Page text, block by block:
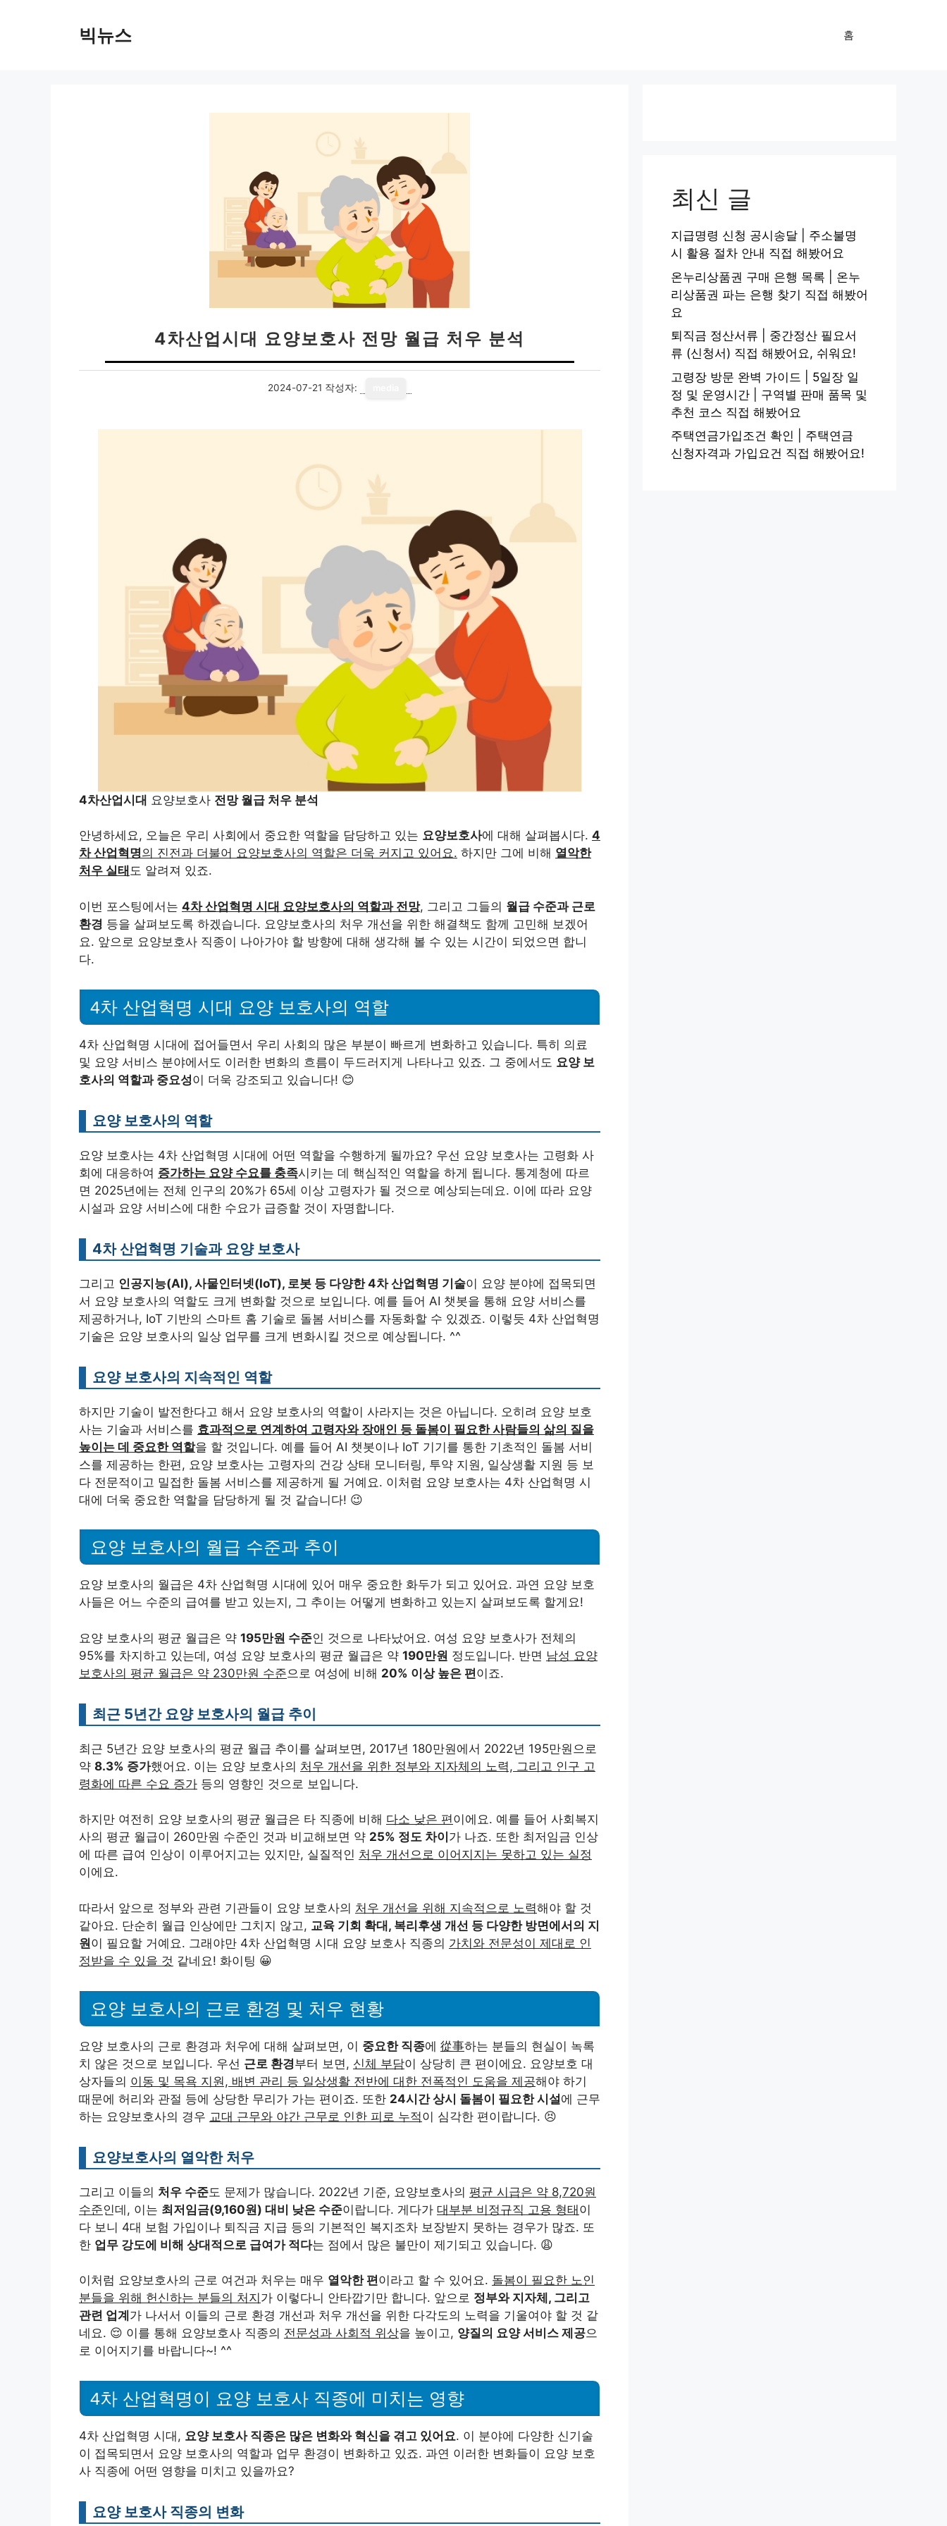
빅뉴스 홈
4차산업시대 요양보호사 전망 월급 처우 분석
2024-07-21 작성자:
4차산업시대 요양보호사 전망 월급 처우 분석
안녕하세요, 오늘은 우리 사회에서 중요한 역할을 담당하고 있는 요양보호사에 대해 살펴봅시다. 4
차 산업혁명의 진전과 더불어 요양보호사의 역할은 더욱 커지고 있어요. 하지만 그에 비해 열악한
처우 실태 도 알려져 있죠.
이번 포스팅에서는 4차 산업혁명 시대 요양보호사의 역할과 전망, 그리고 그들의 월급 수준과 근로
환경 등을 살펴보도록 하겠습니다. 요양보호사의 처우 개선을 위한 해결책도 함께 고민해 보겠어
요. 앞으로 요양보호사 직종이 나아가야 할 방향에 대해 생각해 볼 수 있는 시간이 되었으면 합니
다.
4차 산업혁명 시대 요양 보호사의 역할
4차 산업혁명 시대에 접어들면서 우리 사회의 많은 부분이 빠르게 변화하고 있습니다. 특히 의료
및 요양 서비스 분야에서도 이러한 변화의 흐름이 두드러지게 나타나고 있죠. 그 중에서도 요양 보
호사의 역할과 중요성이 더욱 강조되고 있습니다! 😊
요양 보호사의 역할
요양 보호사는 4차 산업혁명 시대에 어떤 역할을 수행하게 될까요? 우선 요양 보호사는 고령화 사
회에 대응하여 증가하는 요양 수요를 충족시키는 데 핵심적인 역할을 하게 됩니다. 통계청에 따르
면 2025년에는 전체 인구의 20%가 65세 이상 고령자가 될 것으로 예상되는데요. 이에 따라 요양
시설과 요양 서비스에 대한 수요가 급증할 것이 자명합니다.
4차 산업혁명 기술과 요양 보호사
그리고 인공지능(AI), 사물인터넷(IoT), 로봇 등 다양한 4차 산업혁명 기술이 요양 분야에 접목되면
서 요양 보호사의 역할도 크게 변화할 것으로 보입니다. 예를 들어 AI 챗봇을 통해 요양 서비스를
제공하거나, IoT 기반의 스마트 홈 기술로 돌봄 서비스를 자동화할 수 있겠죠. 이렇듯 4차 산업혁명
기술은 요양 보호사의 일상 업무를 크게 변화시킬 것으로 예상됩니다. ^^
요양 보호사의 지속적인 역할
하지만 기술이 발전한다고 해서 요양 보호사의 역할이 사라지는 것은 아닙니다. 오히려 요양 보호
사는 기술과 서비스를 효과적으로 연계하여 고령자와 장애인 등 돌봄이 필요한 사람들의 삶의 질을
높이는 데 중요한 역할을 할 것입니다. 예를 들어 AI 챗봇이나 IoT 기기를 통한 기초적인 돌봄 서비
스를 제공하는 한편, 요양 보호사는 고령자의 건강 상태 모니터링, 투약 지원, 일상생활 지원 등 보
다 전문적이고 밀접한 돌봄 서비스를 제공하게 될 거예요. 이처럼 요양 보호사는 4차 산업혁명 시
대에 더욱 중요한 역할을 담당하게 될 것 같습니다! 😉
요양 보호사의 월급 수준과 추이
요양 보호사의 월급은 4차 산업혁명 시대에 있어 매우 중요한 화두가 되고 있어요. 과연 요양 보호
사들은 어느 수준의 급여를 받고 있는지, 그 추이는 어떻게 변화하고 있는지 살펴보도록 할게요!
요양 보호사의 평균 월급은 약 195만원 수준인 것으로 나타났어요. 여성 요양 보호사가 전체의
95%를 차지하고 있는데, 여성 요양 보호사의 평균 월급은 약 190만원 정도입니다. 반면 남성 요양
보호사의 평균 월급은 약 230만원 수준으로 여성에 비해 20% 이상 높은 편이죠.
최근 5년간 요양 보호사의 월급 추이
최근 5년간 요양 보호사의 평균 월급 추이를 살펴보면, 2017년 180만원에서 2022년 195만원으로
약 8.3% 증가했어요. 이는 요양 보호사의 처우 개선을 위한 정부와 지자체의 노력, 그리고 인구 고
령화에 따른 수요 증가 등의 영향인 것으로 보입니다.
하지만 여전히 요양 보호사의 평균 월급은 타 직종에 비해 다소 낮은 편이에요. 예를 들어 사회복지
사의 평균 월급이 260만원 수준인 것과 비교해보면 약 25% 정도 차이 가 나죠. 또한 최저임금 인상
에 따른 급여 인상이 이루어지고는 있지만, 실질적인 처우 개선으로 이어지지는 못하고 있는 실정
이에요.
따라서 앞으로 정부와 관련 기관들이 요양 보호사의 처우 개선을 위해 지속적으로 노력해야 할 것
같아요. 단순히 월급 인상에만 그치지 않고, 교육 기회 확대, 복리후생 개선 등 다양한 방면에서의 지
원이 필요할 거예요. 그래야만 4차 산업혁명 시대 요양 보호사 직종의 가치와 전문성이 제대로 인
정받을 수 있을 것 같네요! 화이팅 😀
요양 보호사의 근로 환경 및 처우 현황
요양 보호사의 근로 환경과 처우에 대해 살펴보면, 이 중요한 직종에 從事하는 분들의 현실이 녹록
치 않은 것으로 보입니다. 우선 근로 환경부터 보면, 신체 부담이 상당히 큰 편이에요. 요양보호 대
상자들의 이동 및 목욕 지원, 배변 관리 등 일상생활 전반에 대한 전폭적인 도움을 제공해야 하기
때문에 허리와 관절 등에 상당한 무리가 가는 편이죠. 또한 24시간 상시 돌봄이 필요한 시설에 근무
하는 요양보호사의 경우 교대 근무와 야간 근무로 인한 피로 누적이 심각한 편이랍니다. 😣
요양보호사의 열악한 처우
그리고 이들의 처우 수준도 문제가 많습니다. 2022년 기준, 요양보호사의 평균 시급은 약 8,720원
수준인데, 이는 최저임금(9,160원) 대비 낮은 수준이랍니다. 게다가 대부분 비정규직 고용 형태이
다 보니 4대 보험 가입이나 퇴직금 지급 등의 기본적인 복지조차 보장받지 못하는 경우가 많죠. 또
한 업무 강도에 비해 상대적으로 급여가 적다는 점에서 많은 불만이 제기되고 있습니다. 😩
이처럼 요양보호사의 근로 여건과 처우는 매우 열악한 편이라고 할 수 있어요. 돌봄이 필요한 노인
분들을 위해 헌신하는 분들의 처지 가 이렇다니 안타깝기만 합니다. 앞으로 정부와 지자체, 그리고
관련 업계 가 나서서 이들의 근로 환경 개선과 처우 개선을 위한 다각도의 노력을 기울여야 할 것 같
네요. 😌 이를 통해 요양보호사 직종의 전문성과 사회적 위상을 높이고, 양질의 요양 서비스 제공으
로 이어지기를 바랍니다~! ^^
4차 산업혁명이 요양 보호사 직종에 미치는 영향
4차 산업혁명 시대, 요양 보호사 직종은 많은 변화와 혁신을 겪고 있어요. 이 분야에 다양한 신기술
이 접목되면서 요양 보호사의 역할과 업무 환경이 변화하고 있죠. 과연 이러한 변화들이 요양 보호
사 직종에 어떤 영향을 미치고 있을까요?
요양 보호사 직종의 변화
최신 글
지급명령 신청 공시송달 | 주소불명
시 활용 절차 안내 직접 해봤어요
온누리상품권 구매 은행 목록 | 온누
리상품권 파는 은행 찾기 직접 해봤어
요
퇴직금 정산서류 | 중간정산 필요서
류 (신청서) 직접 해봤어요, 쉬워요!
고령장 방문 완벽 가이드 | 5일장 일
정 및 운영시간 | 구역별 판매 품목 및
추천 코스 직접 해봤어요
주택연금가입조건 확인 | 주택연금
신청자격과 가입요건 직접 해봤어요!